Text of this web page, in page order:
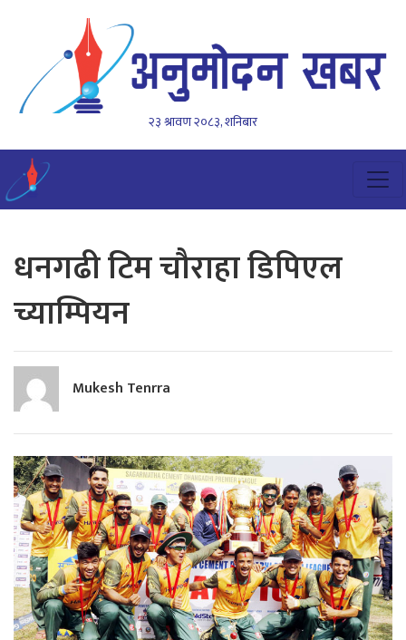
२३ श्रावण २०८३, शनिबार
धनगढी टिम चौराहा डिपिएल
च्याम्पियन
Mukesh Tenrra